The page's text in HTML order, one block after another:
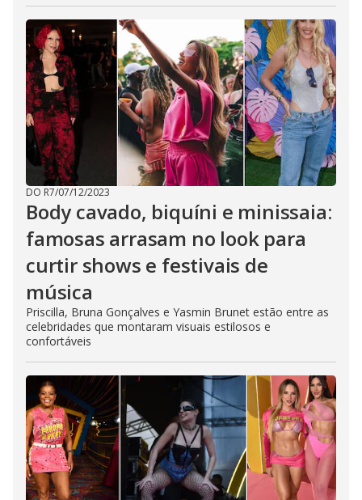
DO R7/07/12/2023
Body cavado, biquíni e minissaia:
famosas arrasam no look para
curtir shows e festivais de
música
Priscilla, Bruna Gonçalves e Yasmin Brunet estão entre as
celebridades que montaram visuais estilosos e
confortáveis